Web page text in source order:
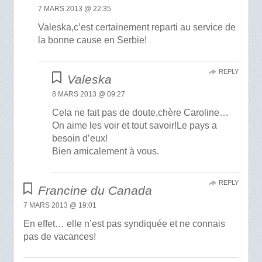
7 MARS 2013 @ 22:35
Valeska,c’est certainement reparti au service de
la bonne cause en Serbie!
Valeska
8 MARS 2013 @ 09:27
Cela ne fait pas de doute,chère Caroline…
On aime les voir et tout savoir!Le pays a
besoin d’eux!
Bien amicalement à vous.
REPLY
Francine du Canada
7 MARS 2013 @ 19:01
En effet… elle n’est pas syndiquée et ne connais
pas de vacances!
REPLY